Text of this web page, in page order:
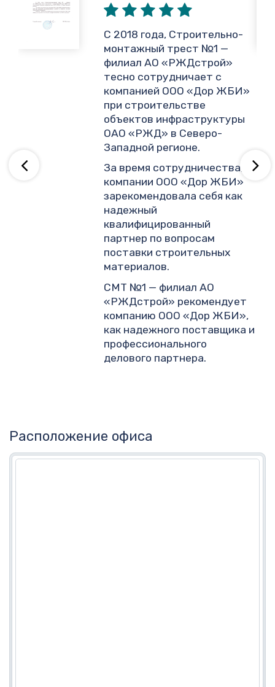
С 2018 года, Строительно-
монтажный трест №1 —
филиал АО «РЖДстрой»
тесно сотрудничает с
компанией ООО «Дор ЖБИ»
при строительстве
объектов инфраструктуры
ОАО «РЖД» в Северо-
Западной регионе.
За время сотрудничества,
компании ООО «Дор ЖБИ»
зарекомендовала себя как
надежный
квалифицированный
партнер по вопросам
поставки строительных
материалов.
СМТ №1 — филиал АО
«РЖДстрой» рекомендует
компанию ООО «Дор ЖБИ»,
как надежного поставщика и
профессионального
делового партнера.
Расположение офиса